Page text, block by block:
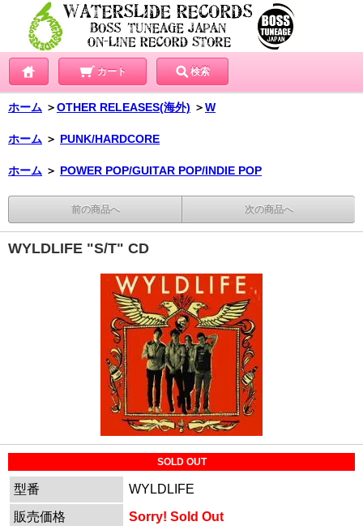
カート 検索
ホーム ＞OTHER RELEASES(海外) ＞W
ホーム ＞ PUNK/HARDCORE
ホーム ＞ POWER POP/GUITAR POP/INDIE POP
前の商品へ 次の商品へ
WYLDLIFE "S/T" CD
SOLD OUT
型番
WYLDLIFE
販売価格
Sorry! Sold Out